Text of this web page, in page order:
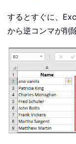
するとすぐに、
から逆コンマが削